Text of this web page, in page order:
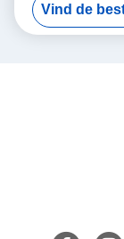
raad
Vind de